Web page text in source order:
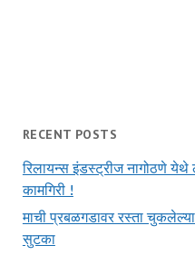
RECENT POSTS
रिलायन्स इंडस्ट्रीज नागोठणे
कामगिरी !
माची प्रबळगडावर रस्ता
सुटका